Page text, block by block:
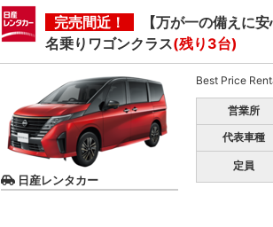
完売間近！
【万が一の備えに
名乗りワゴンクラス(残り3台)
日産レンタカー
Best Price
営業所
代表車種
定員